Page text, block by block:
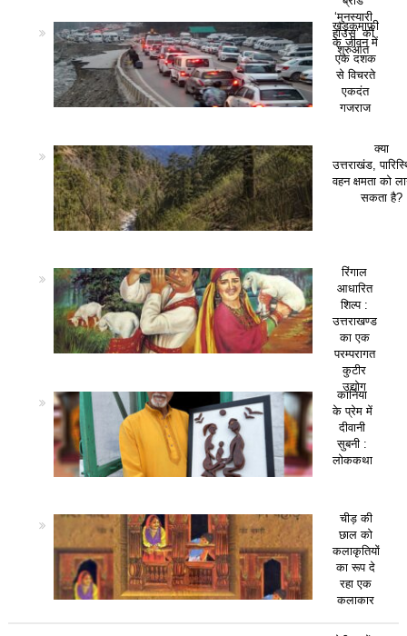
‘मुनस्यारी
हाउस’ की
शुरुआत
खड़कमाफी
के जीवन में
एक दशक
से विचरते
एकदंत
गजराज
क्या
उत्तराखंड,
वहन क्षमता को
सकता है?
रिंगाल
आधारित
शिल्प :
उत्तराखण्ड
का एक
परम्परागत
कुटीर
उद्योग
कानिया
के प्रेम में
दीवानी
सुबनी :
लोककथा
चीड़ की
छाल को
कलाकृतियों
का रूप दे
रहा एक
कलाकार